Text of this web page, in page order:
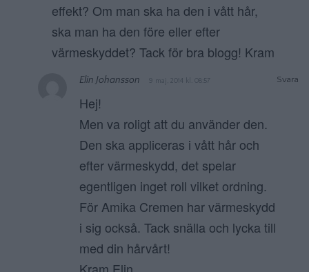
effekt? Om man ska ha den i vått hår,
ska man ha den före eller efter
värmeskyddet? Tack för bra blogg! Kram
Svara
Elin Johansson 9 maj, 2014 kl. 08:57
Hej!
Men va roligt att du använder den.
Den ska appliceras i vått hår och
efter värmeskydd, det spelar
egentligen inget roll vilket ordning.
För Amika Cremen har värmeskydd
i sig också. Tack snälla och lycka till
med din hårvårt!